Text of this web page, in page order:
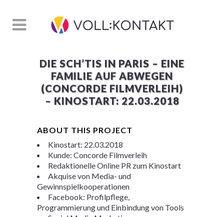
DIE SCH’TIS IN PARIS – EINE
FAMILIE AUF ABWEGEN
(CONCORDE FILMVERLEIH)
– KINOSTART: 22.03.2018
ABOUT THIS PROJECT
Kinostart: 22.03.2018
Kunde: Concorde Filmverleih
Redaktionelle Online PR zum Kinostart
Akquise von Media- und
Gewinnspielkooperationen
Facebook: Profilpflege,
Programmierung und Einbindung von Tools